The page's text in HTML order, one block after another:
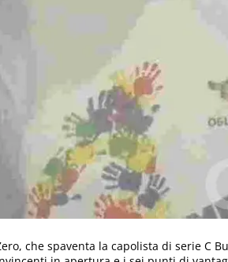
che spaventa la capolista di serie C